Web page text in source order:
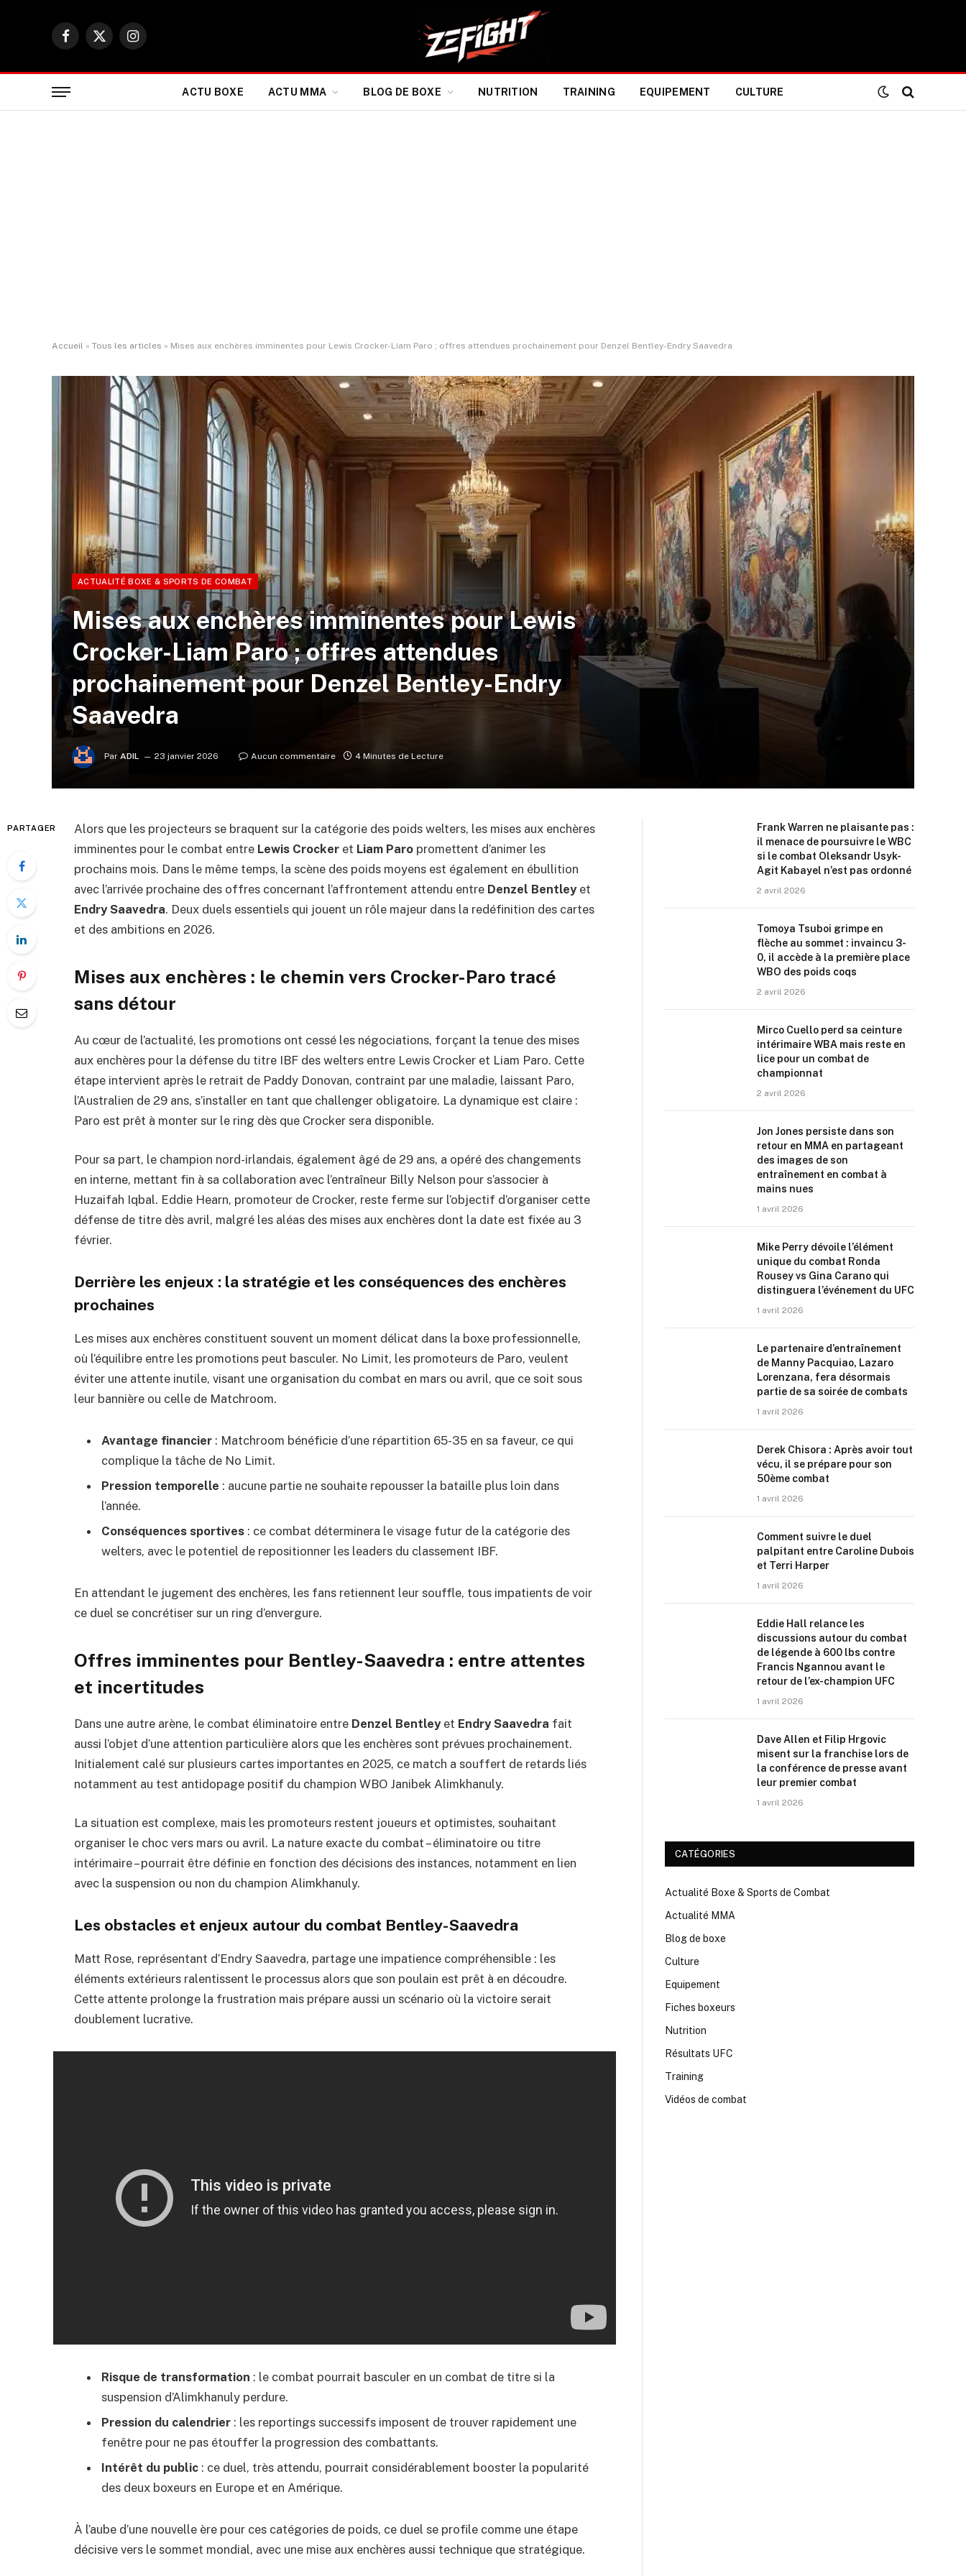
Facebook
X
Instagram
ACTU BOXE ACTU MMA BLOG DE BOXE NUTRITION TRAINING EQUIPEMENT CULTURE
Accueil » Tous les articles » Mises aux enchères imminentes pour Lewis Crocker-Liam Paro ; offres attendues prochainement pour Denzel Bentley-Endry Saavedra
ACTUALITÉ BOXE & SPORTS DE COMBAT
Mises aux enchères imminentes pour Lewis
Crocker-Liam Paro ; offres attendues
prochainement pour Denzel Bentley-Endry
Saavedra
Par ADIL 23 janvier 2026 Aucun commentaire 4 Minutes de Lecture
PARTAGER
Alors que les projecteurs se braquent sur la catégorie des poids welters, les mises aux enchères
imminentes pour le combat entre Lewis Crocker et Liam Paro promettent d’animer les
prochains mois. Dans le même temps, la scène des poids moyens est également en ébullition
avec l’arrivée prochaine des offres concernant l’affrontement attendu entre Denzel Bentleyet
Endry Saavedra. Deux duels essentiels qui jouent un rôle majeur dans la redéfinition des cartes
et des ambitions en 2026.
Mises aux enchères : le chemin vers Crocker-Paro tracé
sans détour
Au cœur de l’actualité, les promotions ont cessé les négociations, forçant la tenue des mises
aux enchères pour la défense du titre IBF des welters entre Lewis Crocker et Liam Paro. Cette
étape intervient après le retrait de Paddy Donovan, contraint par une maladie, laissant Paro,
l’Australien de 29 ans, s’installer en tant que challenger obligatoire. La dynamique est claire :
Paro est prêt à monter sur le ring dès que Crocker sera disponible.
Pour sa part, le champion nord-irlandais, également âgé de 29 ans, a opéré des changements
en interne, mettant fin à sa collaboration avec l’entraîneur Billy Nelson pour s’associer à
Huzaifah Iqbal. Eddie Hearn, promoteur de Crocker, reste ferme sur l’objectif d’organiser cette
défense de titre dès avril, malgré les aléas des mises aux enchères dont la date est fixée au 3
février.
Derrière les enjeux : la stratégie et les conséquences des enchères
prochaines
Les mises aux enchères constituent souvent un moment délicat dans la boxe professionnelle,
où l’équilibre entre les promotions peut basculer. No Limit, les promoteurs de Paro, veulent
éviter une attente inutile, visant une organisation du combat en mars ou avril, que ce soit sous
leur bannière ou celle de Matchroom.
Avantage financier : Matchroom bénéficie d’une répartition 65-35 en sa faveur, ce qui
complique la tâche de No Limit.
Pression temporelle : aucune partie ne souhaite repousser la bataille plus loin dans
l’année.
Conséquences sportives : ce combat déterminera le visage futur de la catégorie des
welters, avec le potentiel de repositionner les leaders du classement IBF.
En attendant le jugement des enchères, les fans retiennent leur souffle, tous impatients de voir
ce duel se concrétiser sur un ring d’envergure.
Offres imminentes pour Bentley-Saavedra : entre attentes
et incertitudes
Dans une autre arène, le combat éliminatoire entre Denzel Bentleyet Endry Saavedra fait
aussi l’objet d’une attention particulière alors que les enchères sont prévues prochainement.
Initialement calé sur plusieurs cartes importantes en 2025, ce match a souffert de retards liés
notamment au test antidopage positif du champion WBO Janibek Alimkhanuly.
La situation est complexe, mais les promoteurs restent joueurs et optimistes, souhaitant
organiser le choc vers mars ou avril. La nature exacte du combat – éliminatoire ou titre
intérimaire – pourrait être définie en fonction des décisions des instances, notamment en lien
avec la suspension ou non du champion Alimkhanuly.
Les obstacles et enjeux autour du combat Bentley-Saavedra
Matt Rose, représentant d’Endry Saavedra, partage une impatience compréhensible : les
éléments extérieurs ralentissent le processus alors que son poulain est prêt à en découdre.
Cette attente prolonge la frustration mais prépare aussi un scénario où la victoire serait
doublement lucrative.
Risque de transformation : le combat pourrait basculer en un combat de titre si la
suspension d’Alimkhanuly perdure.
Pression du calendrier : les reportings successifs imposent de trouver rapidement une
fenêtre pour ne pas étouffer la progression des combattants.
Intérêt du public : ce duel, très attendu, pourrait considérablement booster la popularité
des deux boxeurs en Europe et en Amérique.
À l’aube d’une nouvelle ère pour ces catégories de poids, ce duel se profile comme une étape
décisive vers le sommet mondial, avec une mise aux enchères aussi technique que stratégique.
Frank Warren ne plaisante pas :
il menace de poursuivre le WBC
si le combat Oleksandr Usyk-
Agit Kabayel n’est pas ordonné
2 avril 2026
Tomoya Tsuboi grimpe en
flèche au sommet : invaincu 3-
0, il accède à la première place
WBO des poids coqs
2 avril 2026
Mirco Cuello perd sa ceinture
intérimaire WBA mais reste en
lice pour un combat de
championnat
2 avril 2026
Jon Jones persiste dans son
retour en MMA en partageant
des images de son
entraînement en combat à
mains nues
1 avril 2026
Mike Perry dévoile l’élément
unique du combat Ronda
Rousey vs Gina Carano qui
distinguera l’événement du UFC
1 avril 2026
Le partenaire d’entraînement
de Manny Pacquiao, Lazaro
Lorenzana, fera désormais
partie de sa soirée de combats
1 avril 2026
Derek Chisora : Après avoir tout
vécu, il se prépare pour son
50ème combat
1 avril 2026
Comment suivre le duel
palpitant entre Caroline Dubois
et Terri Harper
1 avril 2026
Eddie Hall relance les
discussions autour du combat
de légende à 600 lbs contre
Francis Ngannou avant le
retour de l’ex-champion UFC
1 avril 2026
Dave Allen et Filip Hrgovic
misent sur la franchise lors de
la conférence de presse avant
leur premier combat
1 avril 2026
CATÉGORIES
Actualité Boxe & Sports de Combat
Actualité MMA
Blog de boxe
Culture
Equipement
Fiches boxeurs
Nutrition
Résultats UFC
Training
Vidéos de combat